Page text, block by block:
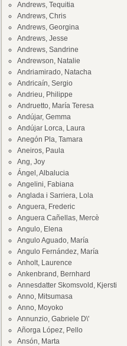
Andrews, Tequitia
Andrews, Chris
Andrews, Georgina
Andrews, Jesse
Andrews, Sandrine
Andrewson, Natalie
Andriamirado, Natacha
Andricaín, Sergio
Andrieu, Philippe
Andruetto, María Teresa
Andújar, Gemma
Andújar Lorca, Laura
Anegón Pla, Tamara
Aneiros, Paula
Ang, Joy
Ángel, Albalucia
Angelini, Fabiana
Anglada i Sarriera, Lola
Anguera, Frederic
Anguera Cañellas, Mercè
Angulo, Elena
Angulo Aguado, María
Angulo Fernández, María
Anholt, Laurence
Ankenbrand, Bernhard
Annesdatter Skomsvold, Kjersti
Anno, Mitsumasa
Anno, Moyoko
Annunzio, Gabriele D\'
Añorga López, Pello
Ansón, Marta